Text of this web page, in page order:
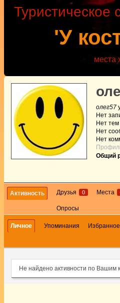
'У
Туристическое
места
олег57
Нет
Нет
Нет
Нет
Общий
Активность Друзья 0 Места
Опросы
Личное Упоминания Избранное
Не найдено активности по Вашим